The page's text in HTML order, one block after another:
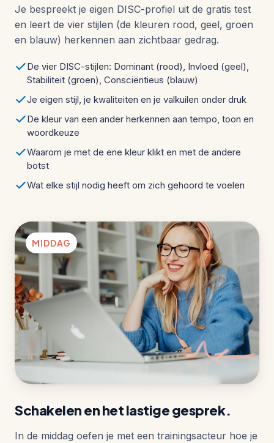
Je bespreekt je eigen DISC-profiel uit de gratis test
en leert de vier stijlen (de kleuren rood, geel, groen
en blauw) herkennen aan zichtbaar gedrag.
De vier DISC-stijlen: Dominant (rood), Invloed (geel),
Stabiliteit (groen), Consciëntieus (blauw)
Je eigen stijl, je kwaliteiten en je valkuilen onder druk
De kleur van een ander herkennen aan tempo, toon en
woordkeuze
Waarom je met de ene kleur klikt en met de andere
botst
Wat elke stijl nodig heeft om zich gehoord te voelen
MIDDAG
Schakelen en het lastige gesprek.
In de middag oefen je met een trainingsacteur hoe je